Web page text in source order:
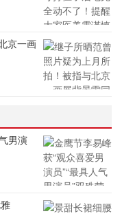
京一画
男演